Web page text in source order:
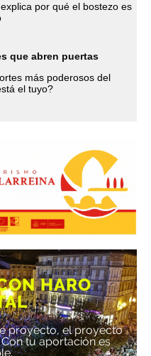
por qué el bostezo es
que abren puertas
más poderosos del
el tuyo?
HARO
proyecto, el proyecto
tu aportación es